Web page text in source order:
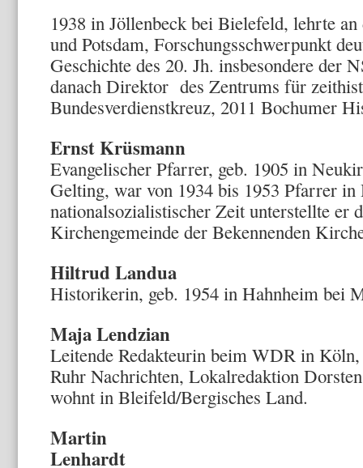
1938 in Jöllenbeck bei Bielefeld, lehrte
und Potsdam, Forschungsschwerpunkt
Geschichte des 20. Jh. insbesondere der
danach Direktor des Zentrums für
Bundesverdienstkreuz, 2011 Bochumer
Ernst Krüsmann
Evangelischer Pfarrer, geb. 1905 in
Gelting, war von 1934 bis 1953 Pfarrer in
nationalsozialistischer Zeit unterstellte er
Kirchengemeinde der Bekennenden
Hiltrud Landua
Historikerin, geb. 1954 in Hahnheim bei
Maja Lendzian
Leitende Redakteurin beim WDR in
Ruhr Nachrichten, Lokalredaktion
wohnt in Bleifeld/Bergisches Land.
Martin
Lenhardt